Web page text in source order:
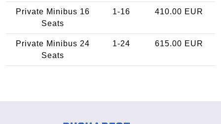
Private Minibus 16
Seats
1-16 410.00 EUR
Private Minibus 24
Seats
1-24 615.00 EUR